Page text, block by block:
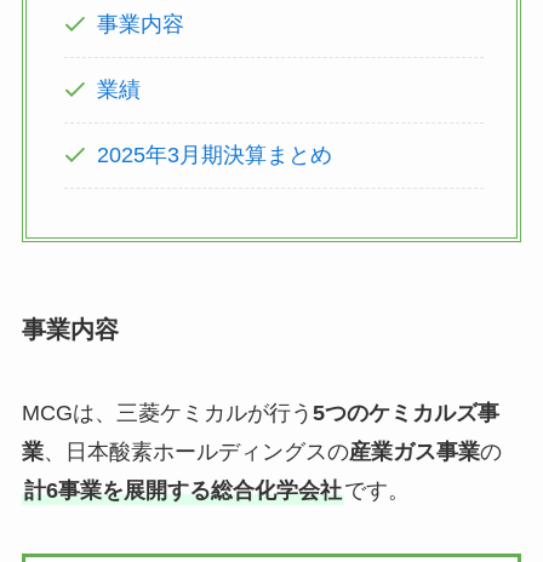
事業内容
業績
2025年3月期決算まとめ
事業内容
MCGは、三菱ケミカルが行う 5つのケミカルズ事
業、日本酸素ホールディングスの産業ガス事業の
計6事業を展開する総合化学会社です。